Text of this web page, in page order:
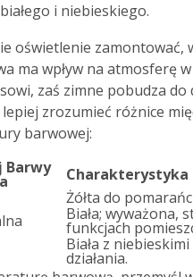
i niebieskiego.
oświetlenie zamontować,
ma wpływ na atmosferę w
zaś zimne pobudza do
zrozumieć różnice
barwowej:
Barwy
Charakterystyka
Żółta do
Biała; wyważona,
funkcjach
Biała z
działania.